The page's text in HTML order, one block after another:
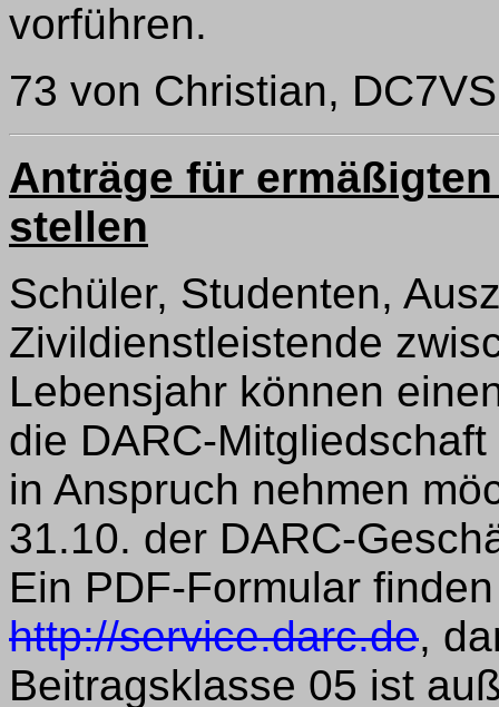
vorführen.
73 von Christian,
Anträge für
stellen
Schüler, Studenten,
Zivildienstleistende
Lebensjahr können
die DARC-
in Anspruch nehmen
31.10. der DARC-
Ein PDF-Formular
http://service.darc.de,
Beitragsklasse 05 ist